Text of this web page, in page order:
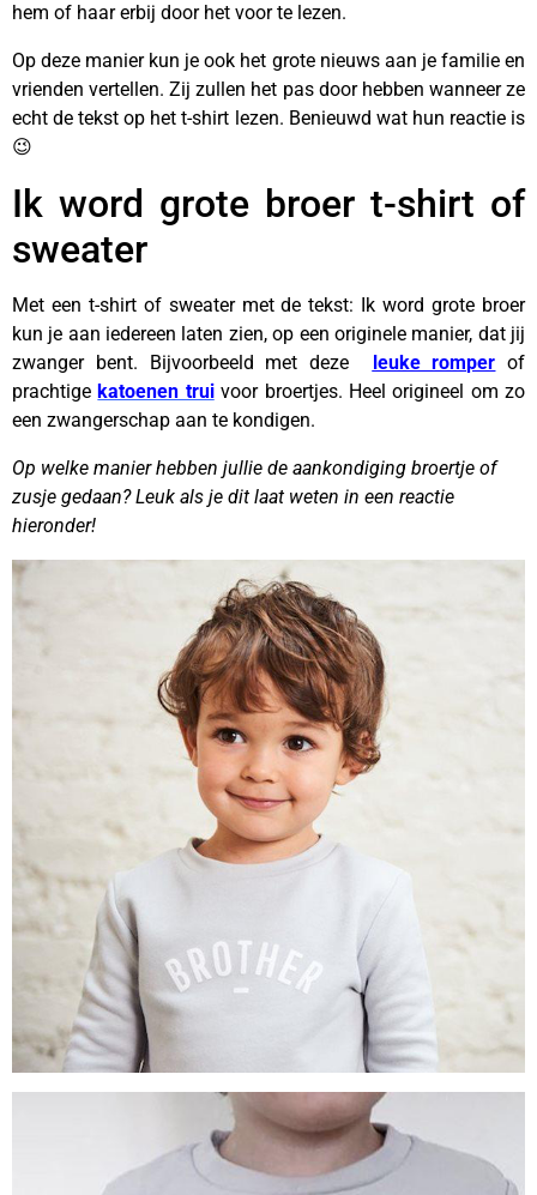
hem of haar erbij door het voor te lezen.
Op deze manier kun je ook het grote nieuws aan je familie en
vrienden vertellen. Zij zullen het pas door hebben wanneer ze
echt de tekst op het t-shirt lezen. Benieuwd wat hun reactie is
😉
Ik word grote broer t-shirt of
sweater
Met een t-shirt of sweater met de tekst: Ik word grote broer
kun je aan iedereen laten zien, op een originele manier, dat jij
zwanger bent. Bijvoorbeeld met deze leuke romper of
prachtigekatoenen truivoor broertjes. Heel origineel om zo
een zwangerschap aan te kondigen.
Op welke manier hebben jullie de aankondiging broertje of
zusje gedaan? Leuk als je dit laat weten in een reactie
hieronder!